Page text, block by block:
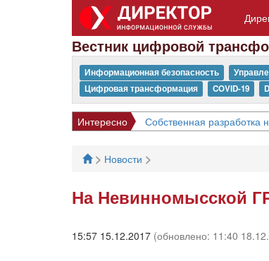
Вестник цифровой
Информационная безопасность
Цифровая трансформация
COVID-19
Интересно Собственная разработка
> Новости >
На Невинномысской
15:57 15.12.2017 (обновлено: 11:40